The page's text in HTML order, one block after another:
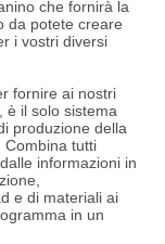
che fornirà la
da potete creare
i vostri diversi
fornire ai nostri
è il solo sistema
produzione della
Combina tutti
informazioni in
e di materiali ai
in un